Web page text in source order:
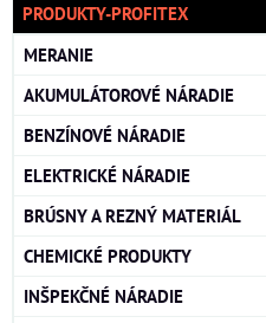
PRODUKTY-PROFITEX
MERANIE
AKUMULÁTOROVÉ NÁRADIE
BENZÍNOVÉ NÁRADIE
ELEKTRICKÉ NÁRADIE
BRÚSNY A REZNÝ MATERIÁL
CHEMICKÉ PRODUKTY
INŠPEKČNÉ NÁRADIE